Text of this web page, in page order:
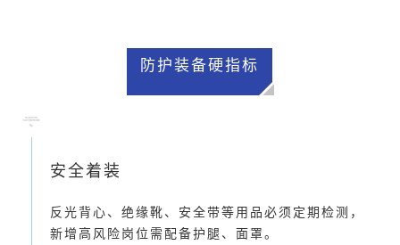
防护装备硬指标
安全着装
反光背心、绝缘靴、安全带等用品必须定期检测，
新增高风险岗位需配备护腿、面罩。